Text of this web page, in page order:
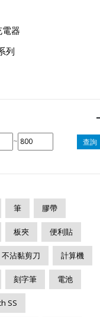
器
列
~ 查詢
筆 膠帶
板夾 便利貼
不沾黏剪刀 計算機
刻字筆 電池
SS